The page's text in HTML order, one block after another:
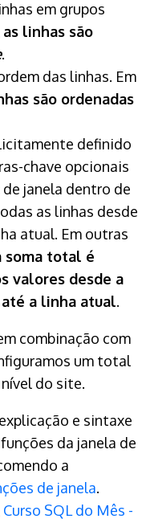
em grupos
as linhas são
.
das linhas. Em
são ordenadas
definido
chave opcionais
janela dentro de
as linhas desde
atual. Em outras
soma total é
valores desde a
a linha atual.
combinação com
um total
do site.
e sintaxe
da janela de
a
de janela.
Curso SQL do Mês -